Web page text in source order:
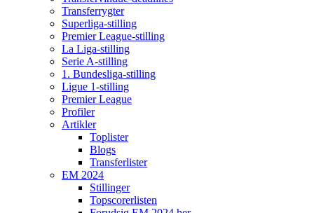
Transferrygter
Superliga-stilling
Premier League-stilling
La Liga-stilling
Serie A-stilling
1. Bundesliga-stilling
Ligue 1-stilling
Premier League
Profiler
Artikler
Toplister
Blogs
Transferlister
EM 2024
Stillinger
Topscorerlisten